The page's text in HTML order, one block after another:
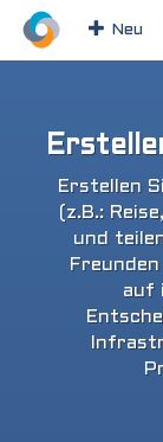
Neu
Erstellen
(z.B.:
und
auf